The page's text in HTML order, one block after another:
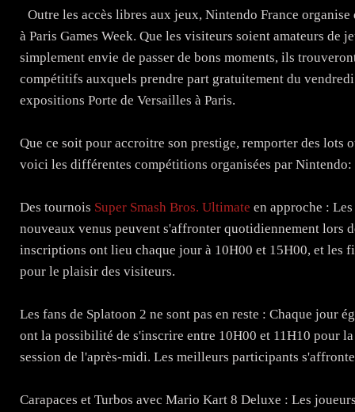
Outre les accès libres aux jeux, Nintendo France
à Paris Games Week. Que les visiteurs soient amateurs de
simplement envie de passer de bons moments, ils
compétitifs auxquels prendre part gratuitement du
expositions Porte de Versailles à Paris.
Que ce soit pour accroitre son prestige, remporter des lots
voici les différentes compétitions organisées par Nintendo:
Des tournois Super Smash Bros. Ultimate en approche :
nouveaux venus peuvent s'affronter quotidiennement lors
inscriptions ont lieu chaque jour à 10H00 et 15H00, et les
pour le plaisir des visiteurs.
Les fans de Splatoon 2 ne sont pas en reste : Chaque jour
ont la possibilité de s'inscrire entre 10H00 et 11H10 pour
session de l'après-midi. Les meilleurs participants
Carapaces et Turbos avec Mario Kart 8 Deluxe : Les